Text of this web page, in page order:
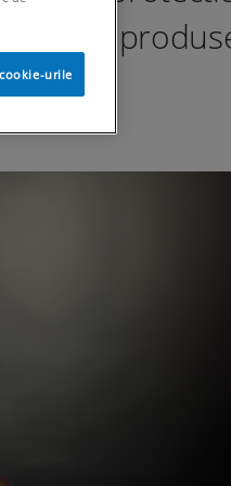
in
urile